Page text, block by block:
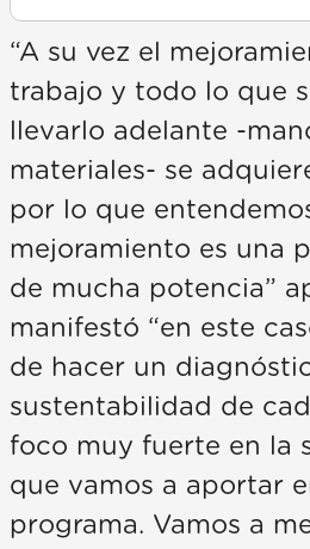
“A su vez el
trabajo y todo lo que
llevarlo adelante -
materiales- se
por lo que
mejoramiento es una
de mucha potencia”
manifestó “en este
de hacer un
sustentabilidad de
foco muy fuerte en la
que vamos a aportar
programa. Vamos a